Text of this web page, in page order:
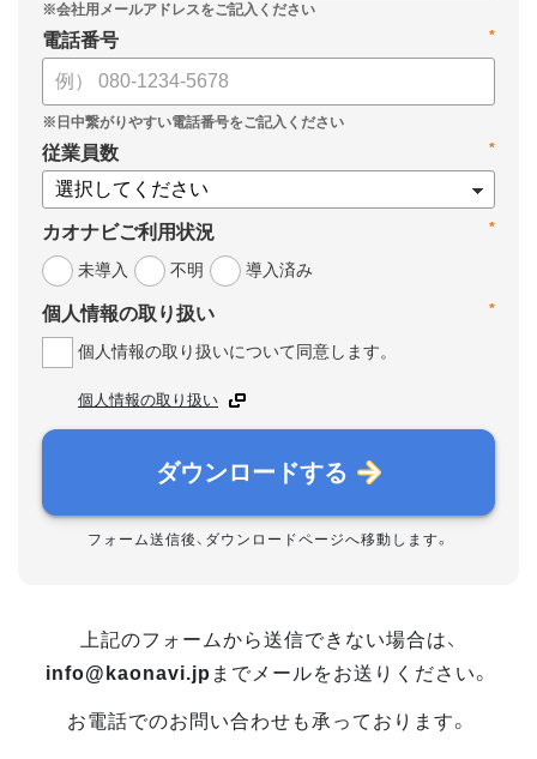
*
電話番号
*
従業員数
*
カオナビご利用状況
未導入
不明 導入済み
*
個人情報の取り扱い
個人情報の取り扱いについて同意します。
個人情報の取り扱い
ダウンロードする
フォーム送信後、ダウンロードページへ移動します。
上記のフォームから送信できない場合は、
info@kaonavi.jp までメールをお送りください。
お電話でのお問い合わせも承っております。